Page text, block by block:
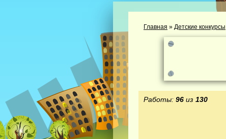
Главная » Детские конкурсы
Работы: 96 из 130